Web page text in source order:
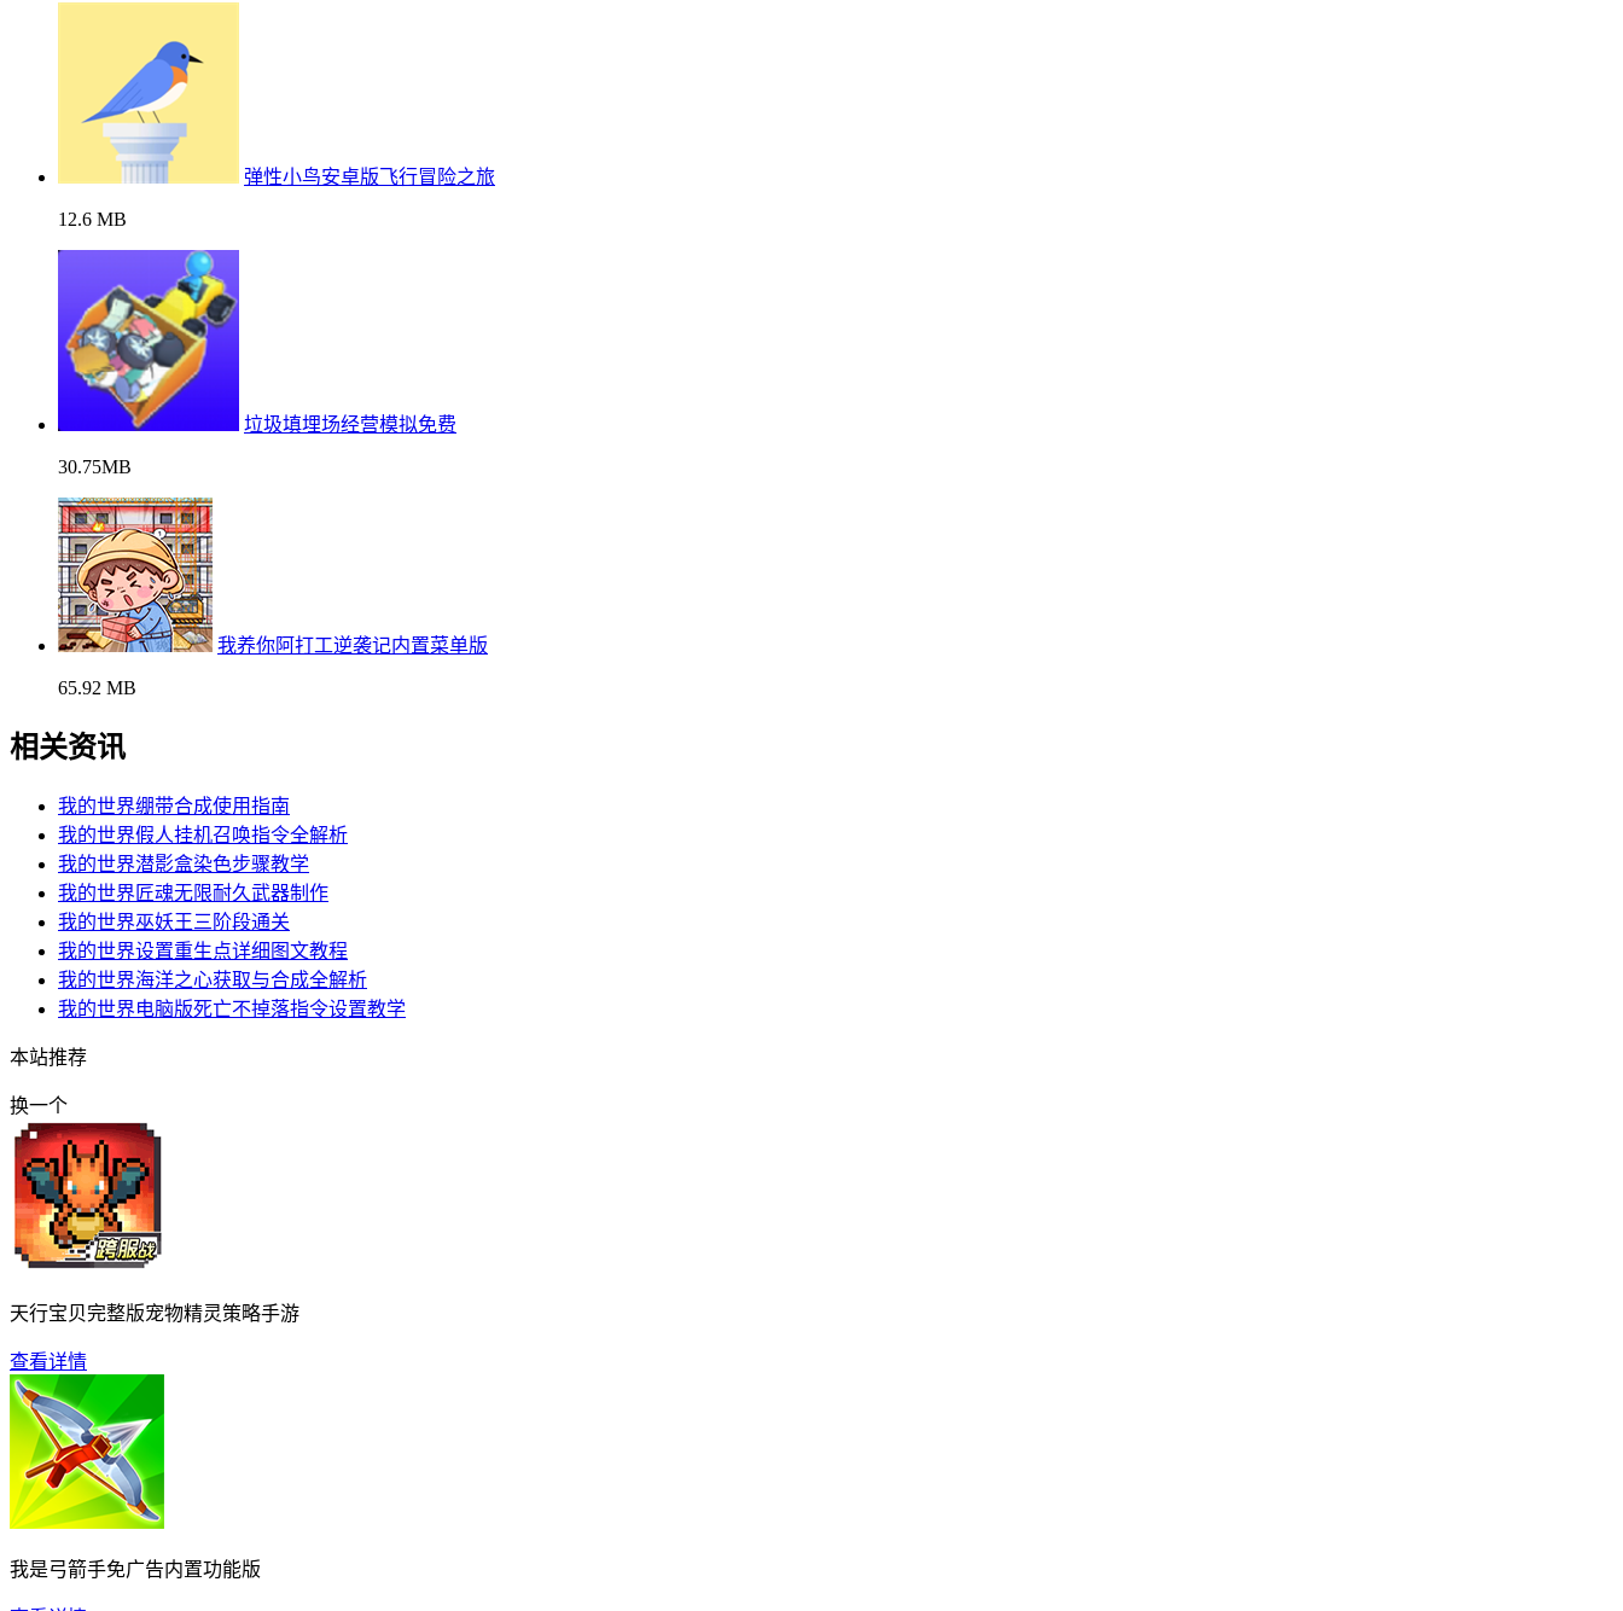
弹性小鸟安卓版飞行冒险之旅
12.6 MB
垃圾填埋场经营模拟免费
30.75MB
我养你阿打工逆袭记内置菜单版
65.92 MB
相关资讯
我的世界绷带合成使用指南
我的世界假人挂机召唤指令全解析
我的世界潜影盒染色步骤教学
我的世界匠魂无限耐久武器制作
我的世界巫妖王三阶段通关
我的世界设置重生点详细图文教程
我的世界海洋之心获取与合成全解析
我的世界电脑版死亡不掉落指令设置教学
本站推荐
换一个
天行宝贝完整版宠物精灵策略手游
查看详情
我是弓箭手免广告内置功能版